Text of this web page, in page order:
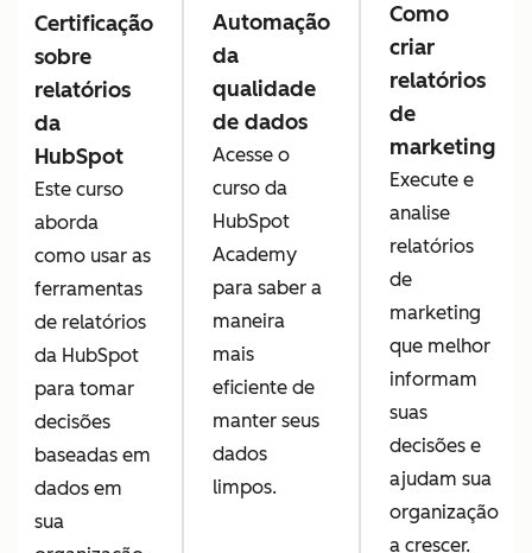
Certificação
sobre
relatórios
da
HubSpot
Este curso
aborda
como usar as
ferramentas
de relatórios
da HubSpot
para tomar
decisões
baseadas em
dados em
sua
Automação
da
qualidade
de dados
Acesse o
curso da
HubSpot
Academy
para saber a
maneira
mais
eficiente de
manter seus
dados
limpos.
Como
criar
relatórios
de
marketing
Execute e
analise
relatórios
de
marketing
que melhor
informam
suas
decisões e
ajudam sua
organização
a crescer.